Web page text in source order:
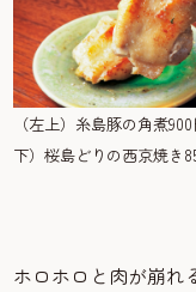
（左上）糸島豚の角煮
下）桜島どりの西京焼き
ホロホロと肉が崩れ